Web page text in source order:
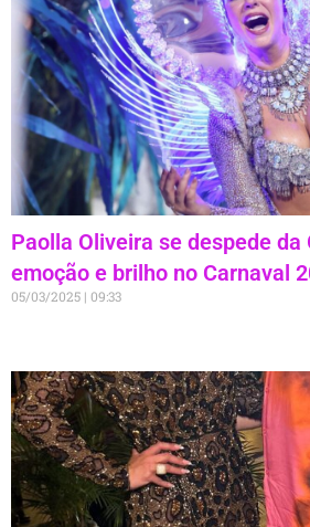
Paolla Oliveira se despede da
emoção e brilho no Carnaval
05/03/2025 09:33